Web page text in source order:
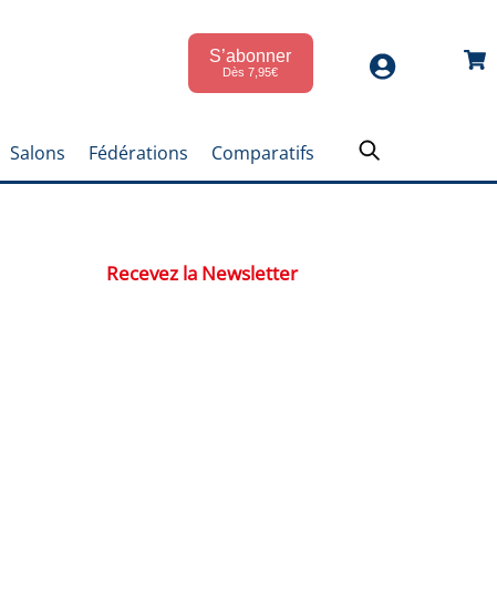
S’abonner
Dès 7,95€
Salons Fédérations Comparatifs
Recevez la Newsletter